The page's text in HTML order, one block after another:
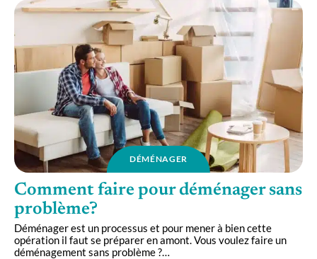
DÉMÉNAGER
Comment faire pour déménager sans
problème?
Déménager est un processus et pour mener à bien cette
opération il faut se préparer en amont. Vous voulez faire un
déménagement sans problème ?…